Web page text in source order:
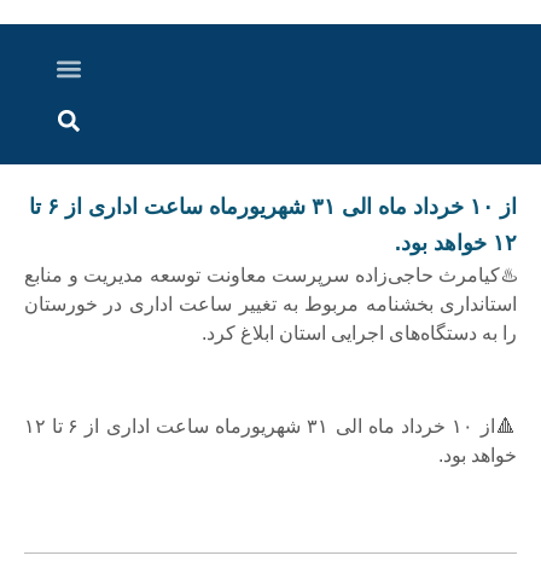
از ۱۰ خرداد ماه الی ۳۱ شهریورماه ساعت اداری از ۶ تا
۱۲ خواهد بود.
♨️کیامرث حاجی‌زاده سرپرست معاونت توسعه مدیریت و منابع
استانداری بخشنامه مربوط به تغییر ساعت اداری در خورستان
را به دستگاه‌های اجرایی استان ابلاغ کرد.
🔺از ۱۰ خرداد ماه الی ۳۱ شهریورماه ساعت اداری از ۶ تا ۱۲
خواهد بود.